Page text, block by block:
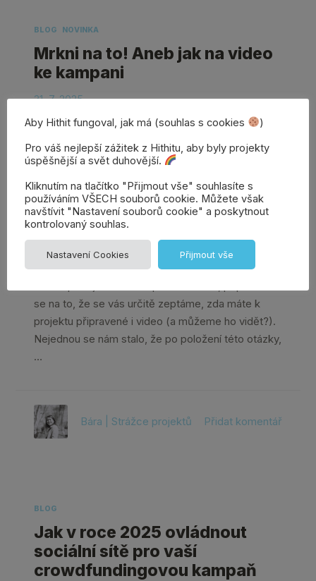
BLOG NOVINKA
Mrkni na to! Aneb jak na video
ke kampani
31. 7. 2025
Tagged as:crowdfunding,Hithit,Jak na
se na to, že se vás určitě zeptáme, zda máte k
projektu připravené i video (a můžeme ho vidět?).
Nejednou se nám stalo, že po položení této otázky,
…
Přidat komentář
Bára | Strážce projektů
BLOG
Jak v roce 2025 ovládnout
sociální sítě pro vaší
crowdfundingovou kampaň
Aby Hithit fungoval, jak má (souhlas s cookies
)
Pro váš nejlepší zážitek z Hithitu, aby byly projekty
úspěšnější a svět duhovější.
Kliknutím na tlačítko "Přijmout vše" souhlasíte s
používáním VŠECH souborů cookie. Můžete však
navštívit "Nastavení souborů cookie" a poskytnout
kontrolovaný souhlas.
Nastavení Cookies Přijmout vše